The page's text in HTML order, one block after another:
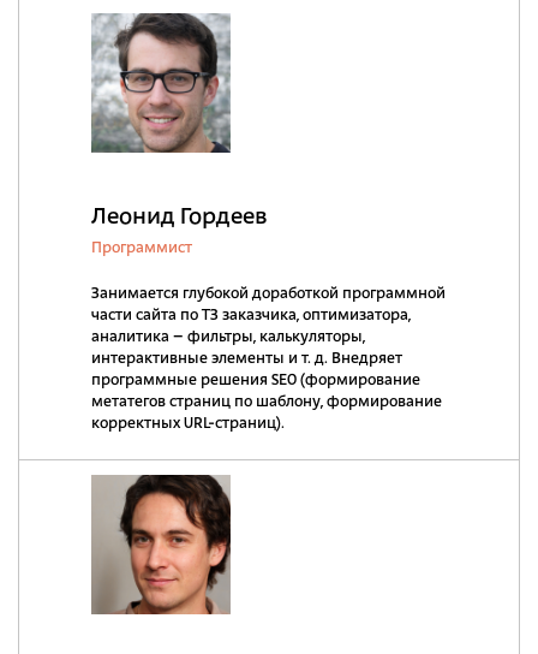
Леонид Гордеев
Программист
Занимается глубокой доработкой программной
части сайта по ТЗ заказчика, оптимизатора,
аналитика – фильтры, калькуляторы,
интерактивные элементы и т. д. Внедряет
программные решения SEO (формирование
метатегов страниц по шаблону, формирование
корректных URL-страниц).